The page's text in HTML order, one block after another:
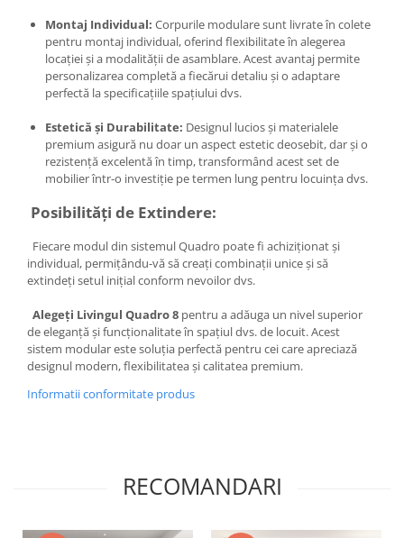
Montaj Individual: Corpurile modulare sunt livrate în colete
pentru montaj individual, oferind flexibilitate în alegerea
locației și a modalității de asamblare. Acest avantaj permite
personalizarea completă a fiecărui detaliu și o adaptare
perfectă la specificațiile spațiului dvs.
Estetică și Durabilitate: Designul lucios și materialele
premium asigură nu doar un aspect estetic deosebit, dar și o
rezistență excelentă în timp, transformând acest set de
mobilier într-o investiție pe termen lung pentru locuința dvs.
Posibilități de Extindere:
Fiecare modul din sistemul Quadro poate fi achiziționat și
individual, permițându-vă să creați combinații unice și să
extindeți setul inițial conform nevoilor dvs.
Alegeți Livingul Quadro 8 pentru a adăuga un nivel superior
de eleganță și funcționalitate în spațiul dvs. de locuit. Acest
sistem modular este soluția perfectă pentru cei care apreciază
designul modern, flexibilitatea și calitatea premium.
Informatii conformitate produs
RECOMANDARI